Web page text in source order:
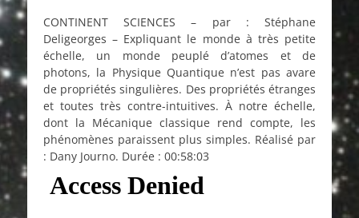
CONTINENT SCIENCES – par : Stéphane
Deligeorges – Expliquant le monde à très petite
échelle, un monde peuplé d’atomes et de
photons, la Physique Quantique n’est pas avare
de propriétés singulières. Des propriétés étranges
et toutes très contre-intuitives. À notre échelle,
dont la Mécanique classique rend compte, les
phénomènes paraissent plus simples. Réalisé par
: Dany Journo. Durée : 00:58:03